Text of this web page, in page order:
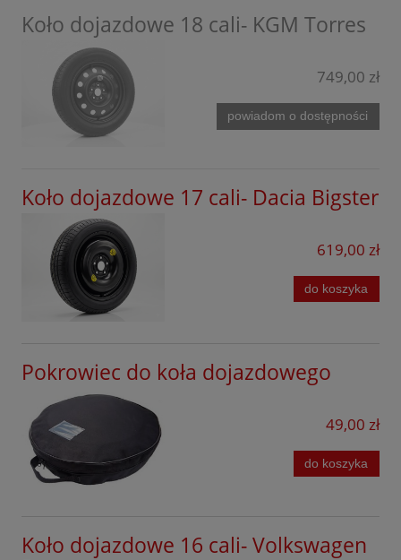
Koło dojazdowe 18 cali- KGM Torres
749,00 zł
powiadom o dostępności
Koło dojazdowe 17 cali- Dacia Bigster
619,00 zł
do koszyka
Pokrowiec do koła dojazdowego
49,00 zł
do koszyka
Koło dojazdowe 16 cali- Volkswagen